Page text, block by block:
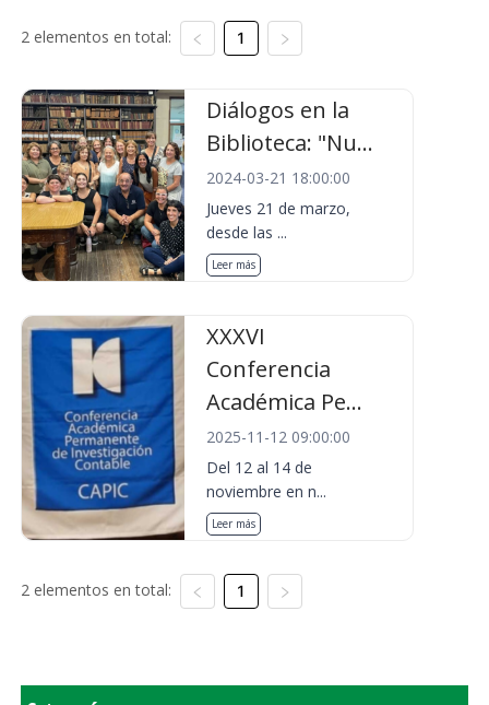
2 elementos en total: 1
Diálogos en la
Biblioteca: "Nu...
2024-03-21 18:00:00
Jueves 21 de marzo,
desde las ...
Leer más
XXXVI
Conferencia
Académica Pe...
2025-11-12 09:00:00
Del 12 al 14 de
noviembre en n...
Leer más
2 elementos en total: 1